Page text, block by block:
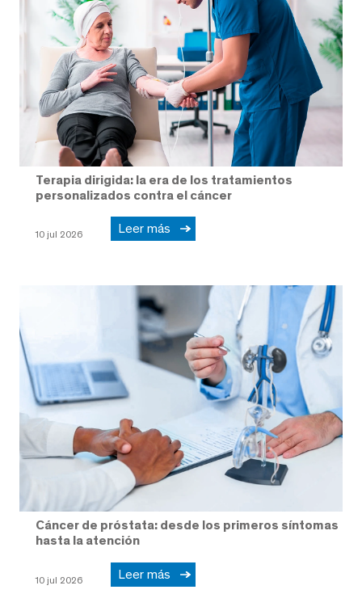
Terapia dirigida: la era de los tratamientos
personalizados contra el cáncer
10 jul 2026 Leer más
Cáncer de próstata: desde los primeros síntomas
hasta la atención
10 jul 2026 Leer más